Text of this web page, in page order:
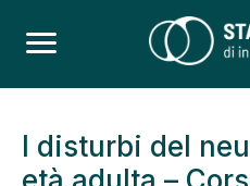
I disturbi del